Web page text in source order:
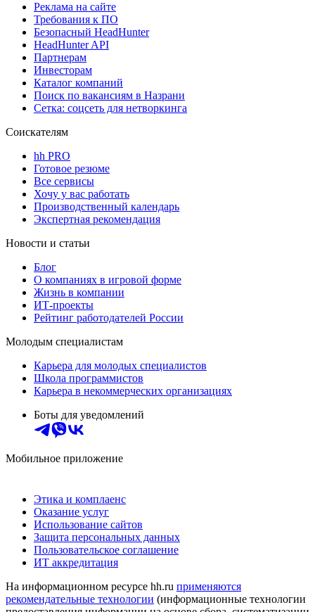
Реклама на сайте
Требования к ПО
Безопасный HeadHunter
HeadHunter API
Партнерам
Инвесторам
Каталог компаний
Поиск по вакансиям в Назрани
Сетка: соцсеть для нетворкинга
Соискателям
hh PRO
Готовое резюме
Все сервисы
Хочу у вас работать
Производственный календарь
Экспертная рекомендация
Новости и статьи
Блог
О компаниях в игровой форме
Жизнь в компании
ИТ-проекты
Рейтинг работодателей России
Молодым специалистам
Карьера для молодых специалистов
Школа программистов
Карьера в некоммерческих организациях
Боты для уведомлений
Мобильное приложение
Этика и комплаенс
Оказание услуг
Использование сайтов
Защита персональных данных
Пользовательское соглашение
ИТ аккредитация
На информационном ресурсе hh.ru применяются
рекомендательные технологии (информационные технологии